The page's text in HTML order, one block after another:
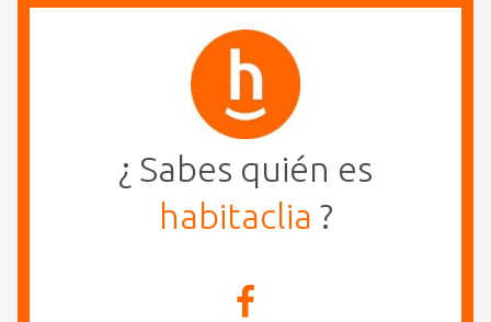
¿ Sabes quién es
habitaclia ?